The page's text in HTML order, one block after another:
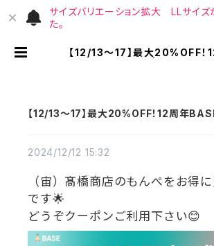
サイズバリエーション拡大 LLサイズ
た。
【12/13～17】最大20%OFF！
【12/13～17】最大20%OFF！12周年
2024/12/12 15:32
（宙）髙橋商店のもんぺをお得
です🌟
どうぞクーポンご利用下さい😊